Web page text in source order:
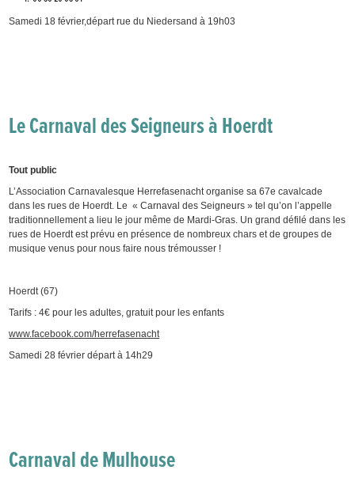
Samedi 18 février,départ rue du Niedersand à 19h03
Le Carnaval des Seigneurs à Hoerdt
Tout public
L’Association Carnavalesque Herrefasenacht organise sa 67e cavalcade
dans les rues de Hoerdt. Le « Carnaval des Seigneurs » tel qu’on l’appelle
traditionnellement a lieu le jour même de Mardi-Gras. Un grand défilé dans les
rues de Hoerdt est prévu en présence de nombreux chars et de groupes de
musique venus pour nous faire nous trémousser !
Hoerdt (67)
Tarifs : 4€ pour les adultes, gratuit pour les enfants
www.facebook.com/herrefasenacht
Samedi 28 février départ à 14h29
Carnaval de Mulhouse